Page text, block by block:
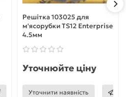
Решітка 103025 для
м'ясорубки TS12 Enterprise
4.5мм
Уточнюйте ціну
Уточнити наявність